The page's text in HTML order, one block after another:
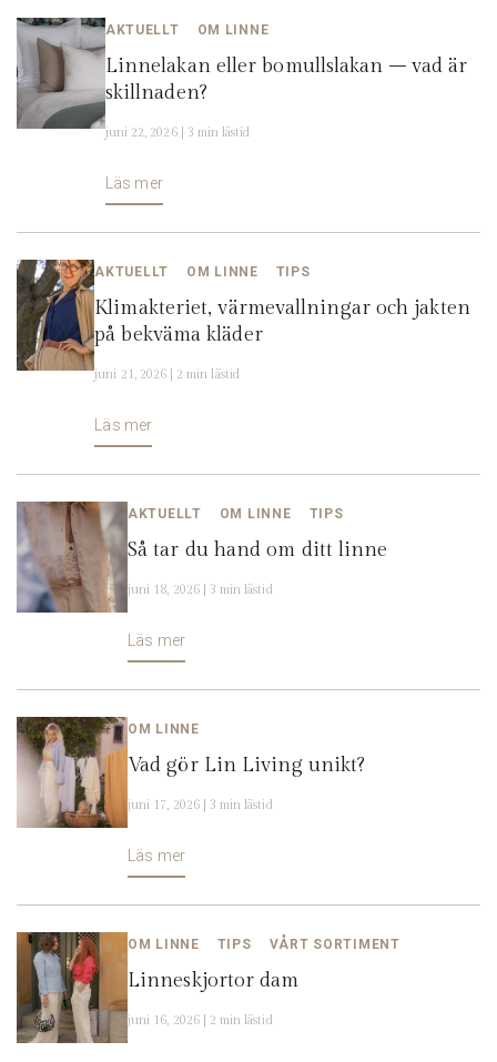
AKTUELLT OM LINNE
Linnelakan eller bomullslakan – vad är
skillnaden?
juni 22, 2026 | 3 min lästid
Läs mer
AKTUELLT OM LINNE TIPS
Klimakteriet, värmevallningar och jakten
på bekväma kläder
juni 21, 2026 | 2 min lästid
Läs mer
AKTUELLT OM LINNE TIPS
Så tar du hand om ditt linne
juni 18, 2026 | 3 min lästid
Läs mer
OM LINNE
Vad gör Lin Living unikt?
juni 17, 2026 | 3 min lästid
Läs mer
OM LINNE TIPS VÅRT SORTIMENT
Linneskjortor dam
juni 16, 2026 | 2 min lästid